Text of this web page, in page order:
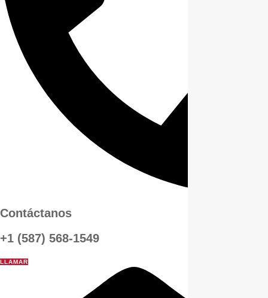
Contáctanos
+1 (587) 568-1549
LLAMAR